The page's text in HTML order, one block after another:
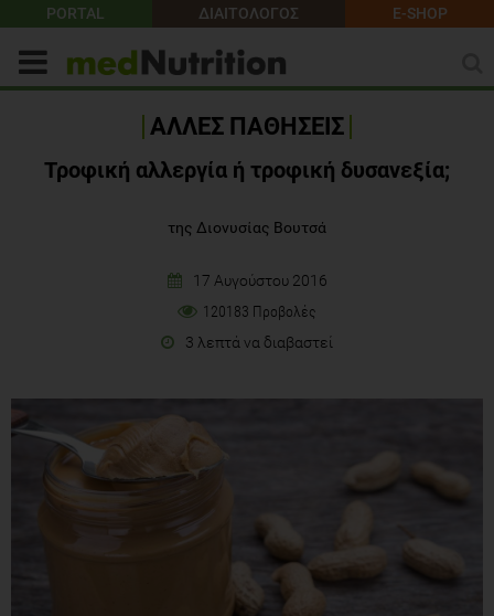
PORTAL ΔΙΑΙΤΟΛΟΓΟΣ E-SHOP
ΑΛΛΕΣ ΠΑΘΗΣΕΙΣ
Τροφική αλλεργία ή τροφική δυσανεξία;
της Διονυσίας Βουτσά
17 Αυγούστου 2016
120183 Προβολές
3 λεπτά να διαβαστεί